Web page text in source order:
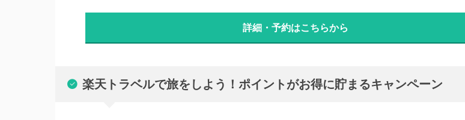
詳細・予約はこちらから
楽天トラベルで旅をしよう！ポイントがお得に貯まるキャンペーン